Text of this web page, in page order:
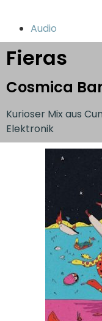
Audio
Fieras
Cosmica
Kurioser Mix aus
Elektronik